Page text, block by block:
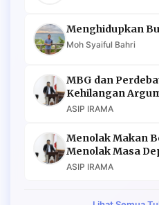
Menghidupkan
Moh Syaiful Bahri
MBG dan
Kehilangan
ASIP IRAMA
Menolak Makan
Menolak Masa
ASIP IRAMA